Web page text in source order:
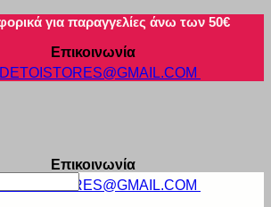
για παραγγελίες άνω των 50€
Επικοινωνία
DETOISTORES@GMAIL.COM
Επικοινωνία
DETOISTORES@GMAIL.COM